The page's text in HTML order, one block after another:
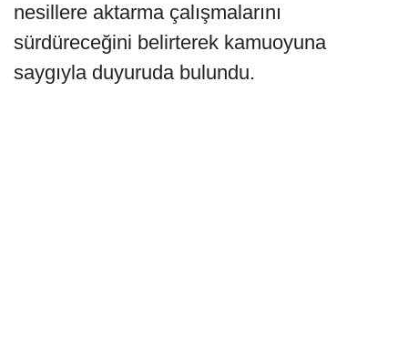
nesillere aktarma çalışmalarını
sürdüreceğini belirterek kamuoyuna
saygıyla duyuruda bulundu.